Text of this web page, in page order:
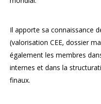
Il apporte sa connaissance
(valorisation CEE, dossier
également les membres
internes et dans la
finaux.